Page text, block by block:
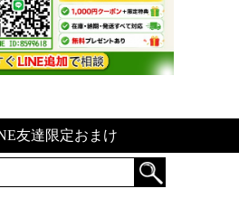
友達限定おまけ